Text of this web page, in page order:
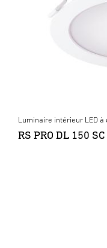
Luminaire intérieur LED
RS PRO DL 150 SC